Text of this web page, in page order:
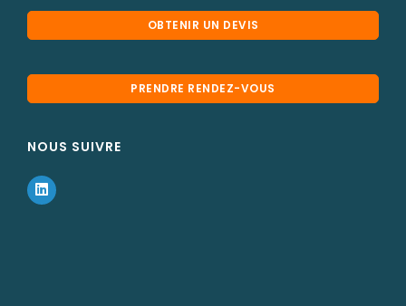
OBTENIR UN DEVIS
PRENDRE RENDEZ-VOUS
NOUS SUIVRE